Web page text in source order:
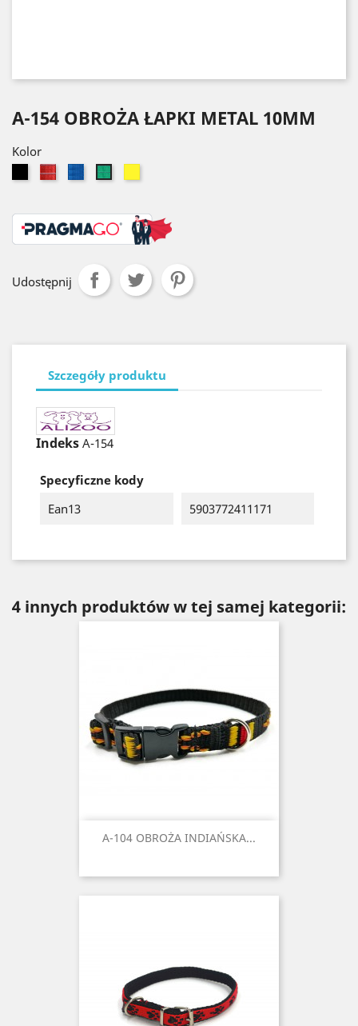
A-154 OBROŻA ŁAPKI METAL 10MM
Kolor
CzarnyCzerwony
NiebieskiZielony
Udostępnij
Szczegóły produktu
Indeks A-154
Specyficzne kody
Ean13
5903772411171
4 innych produktów w tej samej kategorii:
A-104 OBROŻA INDIAŃSKA...